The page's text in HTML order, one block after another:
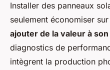
Installer des panneaux
seulement économiser
ajouter de la valeur à
diagnostics de
intègrent la production